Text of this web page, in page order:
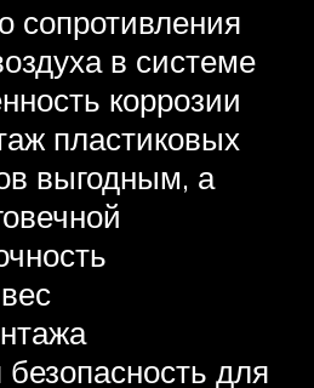
сопротивления
в системе
коррозии
пластиковых
выгодным, а
для